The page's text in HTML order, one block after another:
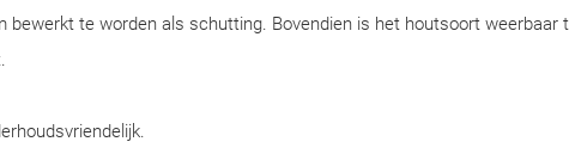
te worden als schutting. Bovendien is het houtsoort weerbaar